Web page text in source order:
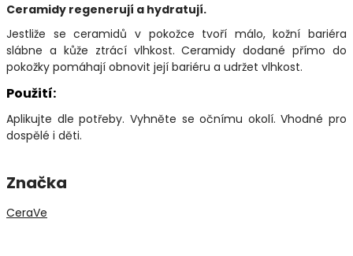
Ceramidy regenerují a hydratují.
Jestliže se ceramidů v pokožce tvoří málo, kožní bariéra
slábne a kůže ztrácí vlhkost. Ceramidy dodané přímo do
pokožky pomáhají obnovit její bariéru a udržet vlhkost.
Použití:
Aplikujte dle potřeby. Vyhněte se očnímu okolí. Vhodné pro
dospělé i děti.
Značka
CeraVe